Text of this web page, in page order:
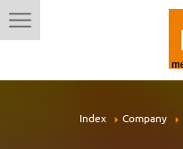
Index Company